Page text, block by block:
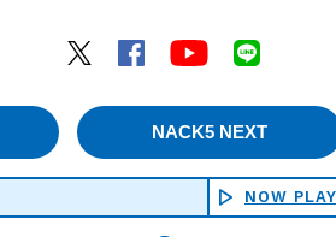
Twitter
Facebook YouTube
NACK5 NEXT
NOW